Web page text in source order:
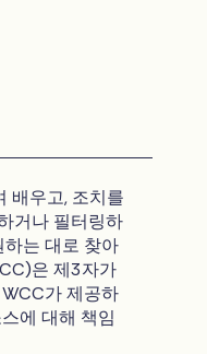
배우고, 조치를
거나 필터링하
하는 대로 찾아
은 제3자가
가 제공하
에 대해 책임